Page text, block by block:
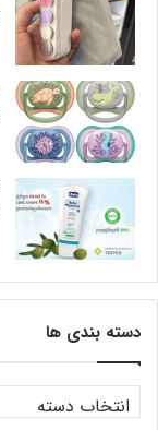
دسته بندی ها
دسته
بندی